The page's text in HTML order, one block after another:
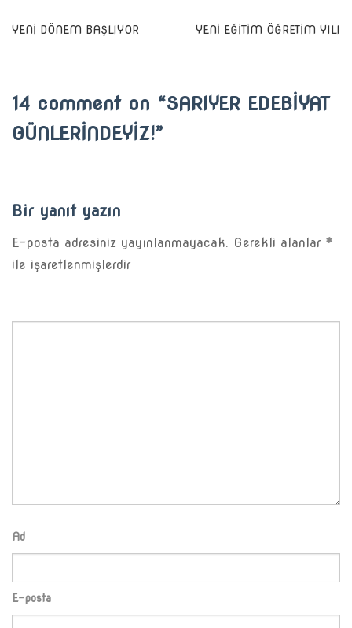
Yazı
YENİ DÖNEM BAŞLIYOR YENİ EĞİTİM ÖĞRETİM YILI
14 comment on “SARIYER EDEBİYAT
GÜNLERİNDEYİZ!”
Bir yanıt yazın
E-posta adresiniz yayınlanmayacak. Gerekli alanlar *
ile işaretlenmişlerdir
Ad
E-posta